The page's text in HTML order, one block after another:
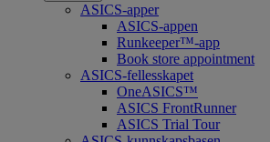
ASICS-apper
ASICS-appen
Runkeeper™-app
Book store appointment
ASICS-fellesskapet
OneASICS™
ASICS FrontRunner
ASICS Trial Tour